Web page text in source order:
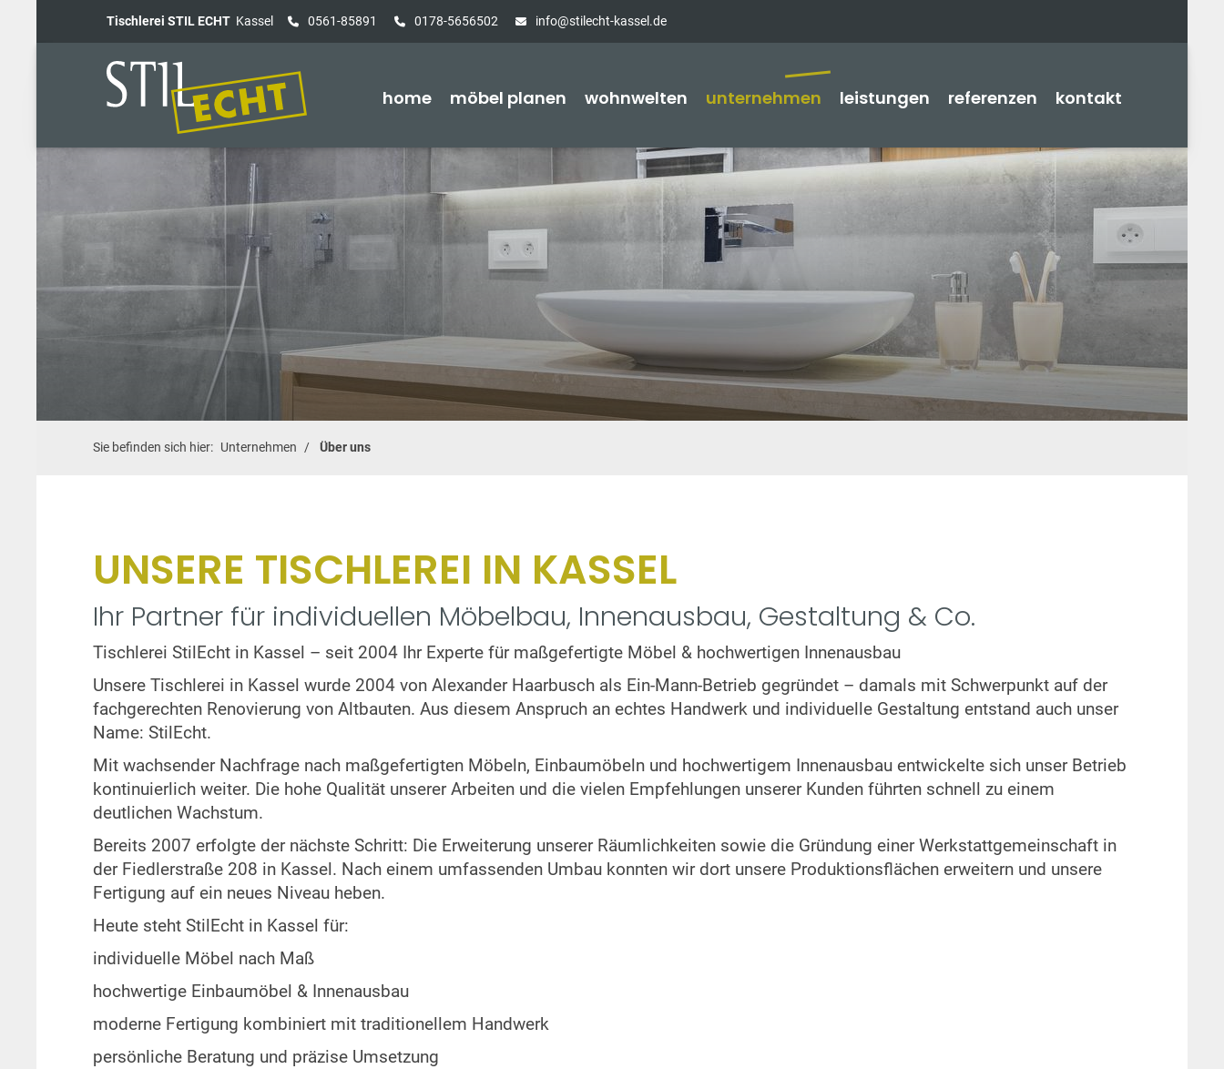
Tischlerei STIL ECHT Kassel 0561-85891 0178-5656502 info@stilecht-kassel.de
home möbel planen wohnwelten unternehmen leistungen referenzen kontakt
Sie befinden sich hier: Unternehmen Über uns
UNSERE TISCHLEREI IN KASSEL
Ihr Partner für individuellen Möbelbau, Innenausbau, Gestaltung & Co.
Tischlerei StilEcht in Kassel – seit 2004 Ihr Experte für maßgefertigte Möbel & hochwertigen Innenausbau
Unsere Tischlerei in Kassel wurde 2004 von Alexander Haarbusch als Ein-Mann-Betrieb gegründet – damals mit Schwerpunkt auf der
fachgerechten Renovierung von Altbauten. Aus diesem Anspruch an echtes Handwerk und individuelle Gestaltung entstand auch unser
Name: StilEcht.
Mit wachsender Nachfrage nach maßgefertigten Möbeln, Einbaumöbeln und hochwertigem Innenausbau entwickelte sich unser Betrieb
kontinuierlich weiter. Die hohe Qualität unserer Arbeiten und die vielen Empfehlungen unserer Kunden führten schnell zu einem
deutlichen Wachstum.
Bereits 2007 erfolgte der nächste Schritt: Die Erweiterung unserer Räumlichkeiten sowie die Gründung einer Werkstattgemeinschaft in
der Fiedlerstraße 208 in Kassel. Nach einem umfassenden Umbau konnten wir dort unsere Produktionsflächen erweitern und unsere
Fertigung auf ein neues Niveau heben.
Heute steht StilEcht in Kassel für:
individuelle Möbel nach Maß
hochwertige Einbaumöbel & Innenausbau
moderne Fertigung kombiniert mit traditionellem Handwerk
persönliche Beratung und präzise Umsetzung